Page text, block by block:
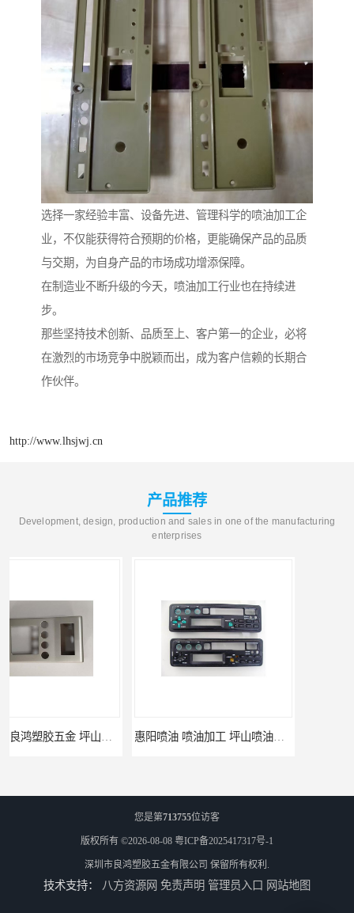
选择一家经验丰富、设备先进、管理科学的喷油加工企
业，不仅能获得符合预期的价格，更能确保产品的品质
与交期，为自身产品的市场成功增添保障。
在制造业不断升级的今天，喷油加工行业也在持续进
步。
那些坚持技术创新、品质至上、客户第一的企业，必将
在激烈的市场竞争中脱颖而出，成为客户信赖的长期合
作伙伴。
http://www.lhsjwj.cn
产品推荐
Development, design, production and sales in one of the manufacturing
enterprises
惠阳喷油 喷油加工 坪山喷油加工
您是第713755位访客
版权所有 ©2026-08-08 粤ICP备2025417317号-1
深圳市良鸿塑胶五金有限公司 保留所有权利.
技术支持： 八方资源网 免责声明 管理员入口 网站地图